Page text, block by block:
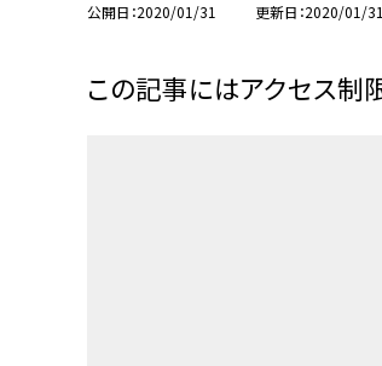
公開日 2020/01/31 更新日 2020/01/31
この記事にはアクセス制